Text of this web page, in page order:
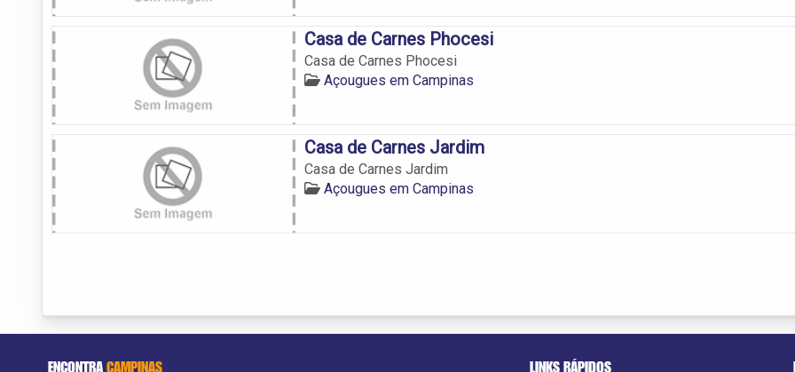
Casa de Carnes Phocesi
Casa de Carnes Phocesi
Açougues em Campinas
Casa de Carnes Jardim
Casa de Carnes Jardim
Açougues em Campinas
ENCONTRACAMPINAS LINKS RÁPIDOS